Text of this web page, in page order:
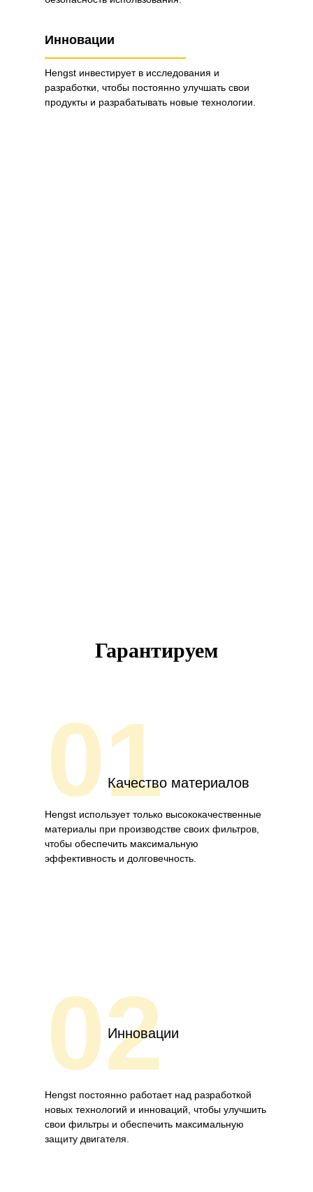
Инновации
Hengst инвестирует в исследования и
разработки, чтобы постоянно улучшать свои
продукты и разрабатывать новые технологии.
Гарантируем
01Качество материалов
Hengst использует только высококачественные
материалы при производстве своих фильтров,
чтобы обеспечить максимальную
эффективность и долговечность.
02
Инновации
Hengst постоянно работает над разработкой
новых технологий и инноваций, чтобы улучшить
свои фильтры и обеспечить максимальную
защиту двигателя.